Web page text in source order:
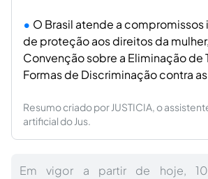
O Brasil atende a
de proteção aos direitos da
Convenção sobre a Eliminação de
Formas de Discriminação contra
Resumo criado por JUSTICIA, o
artificial do Jus.
Em vigor a partir de hoje,